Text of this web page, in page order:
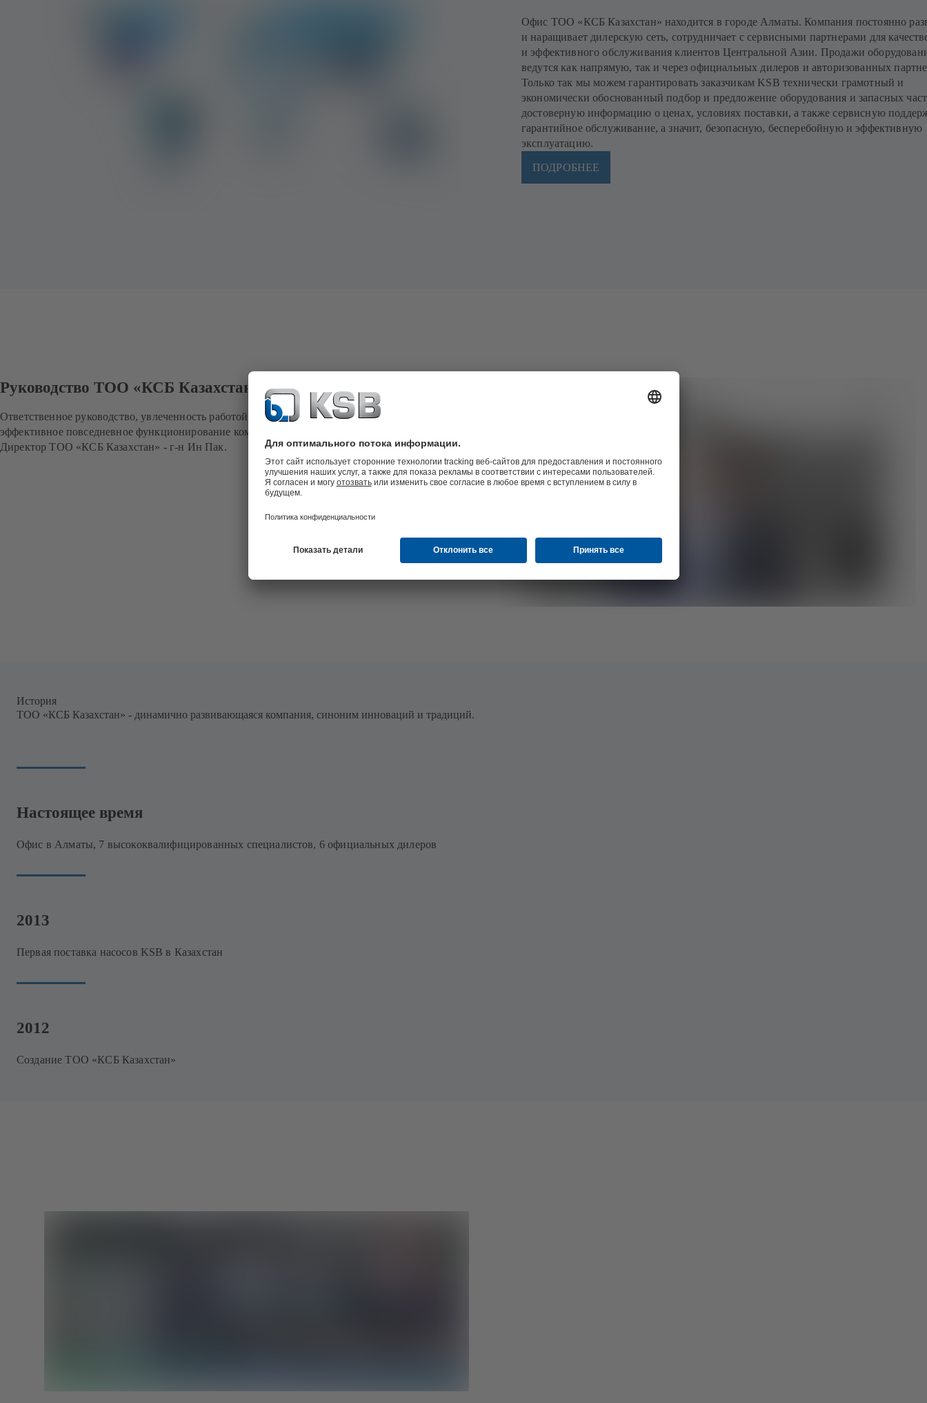
Офис ТОО «КСБ Казахстан» находится в городе Алматы. Компания постоянно
и наращивает дилерскую сеть, сотрудничает с сервисными партнерами для
и эффективного обслуживания клиентов Центральной Азии. Продажи
ведутся как напрямую, так и через официальных дилеров и авторизованных
Только так мы можем гарантировать заказчикам KSB технически грамотный и
экономически обоснованный подбор и предложение оборудования и запасных
достоверную информацию о ценах, условиях поставки, а также сервисную
гарантийное обслуживание, а значит, безопасную, бесперебойную и эффективную
эксплуатацию.
ПОДРОБНЕЕ
Руководство ТОО «КСБ Казахстан»
Ответственное руководство, увлеченность работой и новаторский подход обеспечивают
эффективное повседневное функционирование компании.
Директор ТОО «КСБ Казахстан» - г-н Ин Пак.
История
ТОО «КСБ Казахстан» - динамично развивающаяся компания, синоним инноваций и традиций.
Настоящее время
Офис в Алматы, 7 высококвалифицированных специалистов, 6 официальных дилеров
2013
Первая поставка насосов KSB в Казахстан
2012
Создание ТОО «КСБ Казахстан»